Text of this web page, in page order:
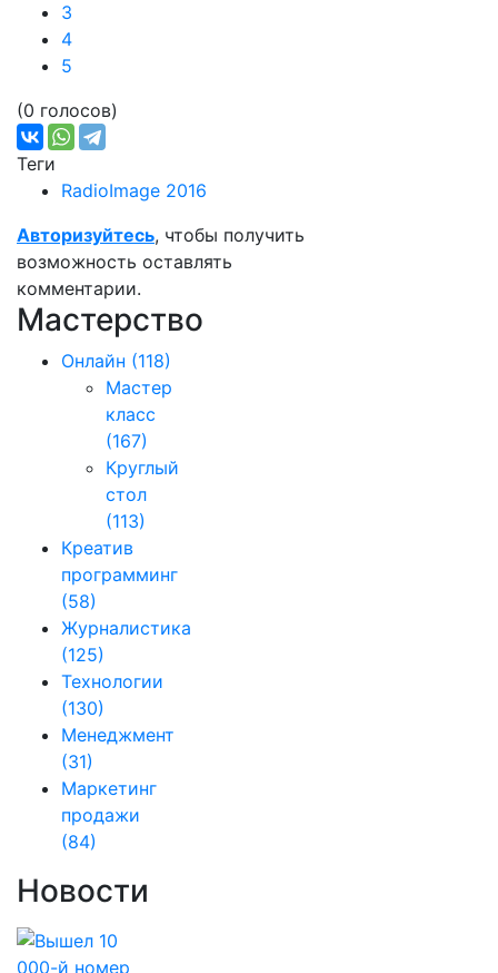
3
4
5
(0 голосов)
Теги
RadioImage 2016
Авторизуйтесь, чтобы получить
возможность оставлять
комментарии.
Мастерство
Онлайн (118)
Мастер
класс
(167)
Круглый
стол
(113)
Креатив
программинг
(58)
Журналистика
(125)
Технологии
(130)
Менеджмент
(31)
Маркетинг
продажи
(84)
Новости